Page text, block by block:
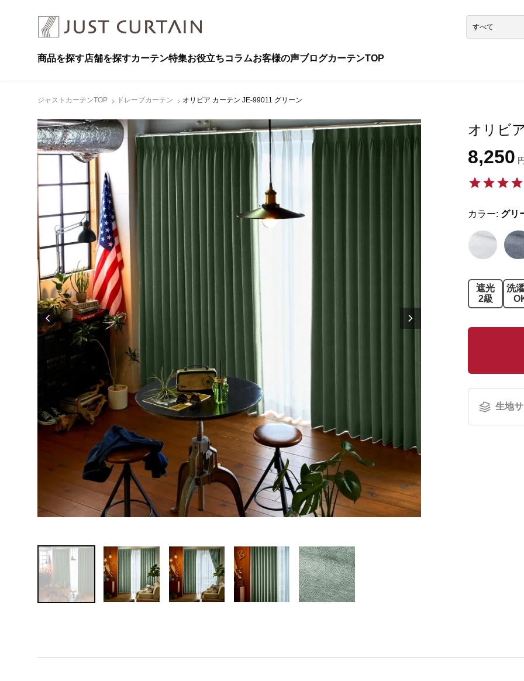
商品を探す店舗を探すカーテン特集お役立ちコラムお客様の声ブログカーテンTOP
ジャストカーテンTOP ドレープカーテン オリビア カーテン JE-99011 グリーン
オリビ
8,250
カラー: グリ
遮光
2級
洗
生地